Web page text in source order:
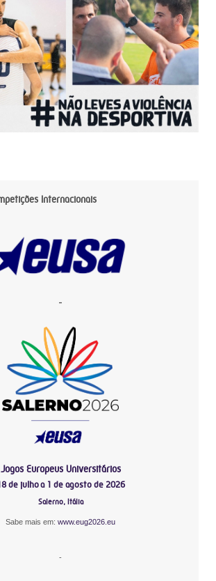
Internacionais
-
Jogos Europeus Universitários
de julho a 1 de agosto de 2026
Salerno, Itália
Sabe mais em: www.eug2026.eu
-